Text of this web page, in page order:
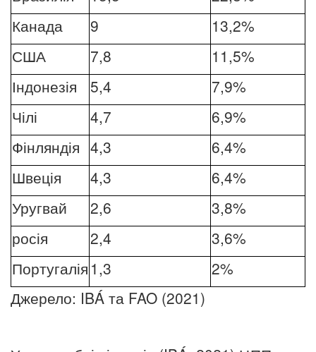
Канада
9
13,2%
США
7,8
11,5%
Індонезія
5,4
7,9%
Чілі
4,7
6,9%
Фінляндія 4,3
6,4%
Швеція
4,3
6,4%
Уругвай
2,6
3,8%
росія
2,4
3,6%
Португалія 1,3
2%
Джерело: IBÁ та FAO (2021)